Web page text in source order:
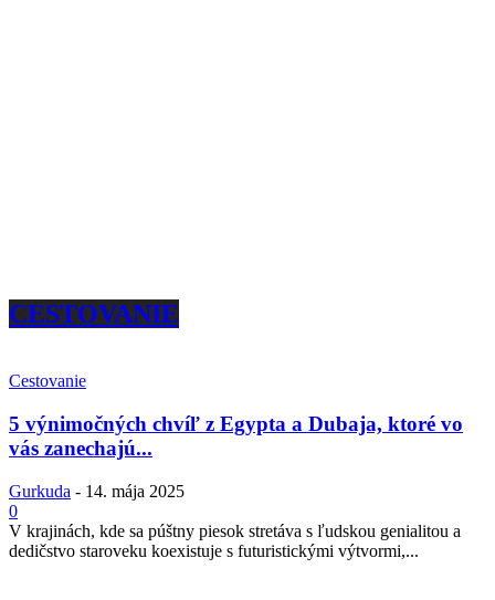
CESTOVANIE
Cestovanie
5 výnimočných chvíľ z Egypta a Dubaja, ktoré vo
vás zanechajú...
Gurkuda - 14. mája 2025
0
V krajinách, kde sa púštny piesok stretáva s ľudskou genialitou a
dedičstvo staroveku koexistuje s futuristickými výtvormi,...